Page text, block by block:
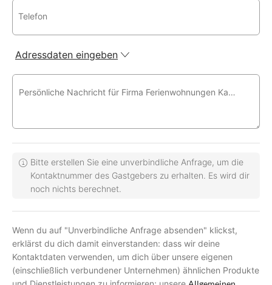
Telefon
Adressdaten eingeben
Persönliche Nachricht für Firma Ferienwohnungen Kayser - Herr Christian Kayser
Bitte erstellen Sie eine unverbindliche Anfrage, um die
Kontaktnummer des Gastgebers zu erhalten. Es wird dir
noch nichts berechnet.
Wenn du auf "Unverbindliche Anfrage absenden" klickst,
erklärst du dich damit einverstanden: dass wir deine
Kontaktdaten verwenden, um dich über unsere eigenen
(einschließlich verbundener Unternehmen) ähnlichen Produkte